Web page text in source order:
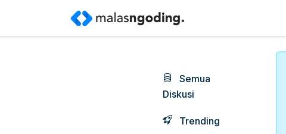
Semua
Diskusi
Trending